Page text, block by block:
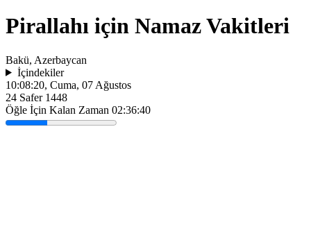
Pirallahı için Namaz Vakitleri
Bakü, Azerbaycan
İçindekiler
10:08:20, Cuma, 07 Ağustos
24 Safer 1448
Öğle İçin Kalan Zaman 02:36:40